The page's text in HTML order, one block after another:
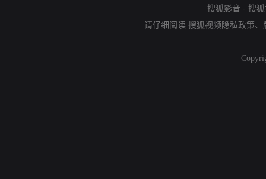
搜狐影音 - 搜
请仔细阅读 搜狐视频隐私政策、